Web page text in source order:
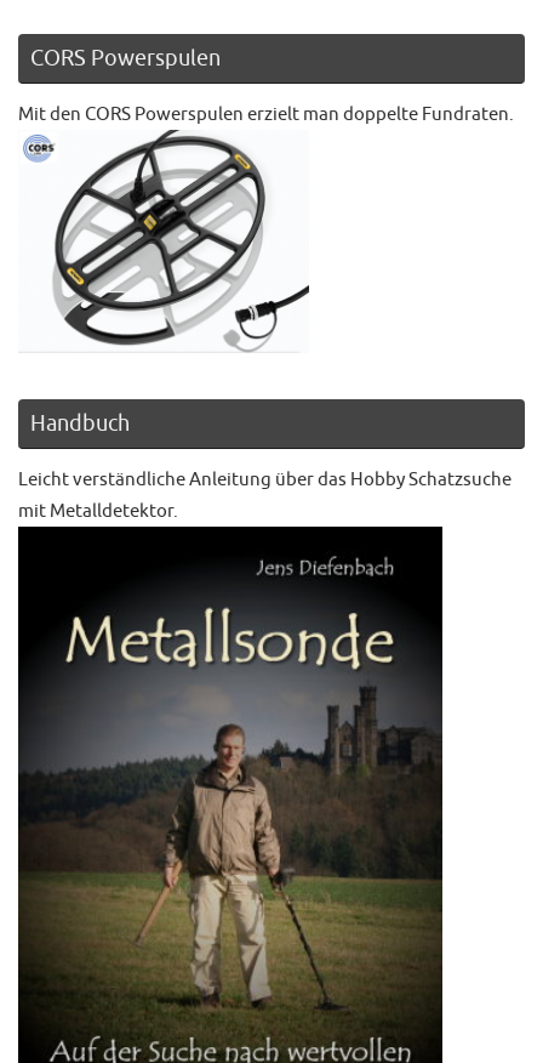
CORS Powerspulen
Mit den CORS Powerspulen erzielt man doppelte Fundraten.
Handbuch
Leicht verständliche Anleitung über das Hobby Schatzsuche
mit Metalldetektor.